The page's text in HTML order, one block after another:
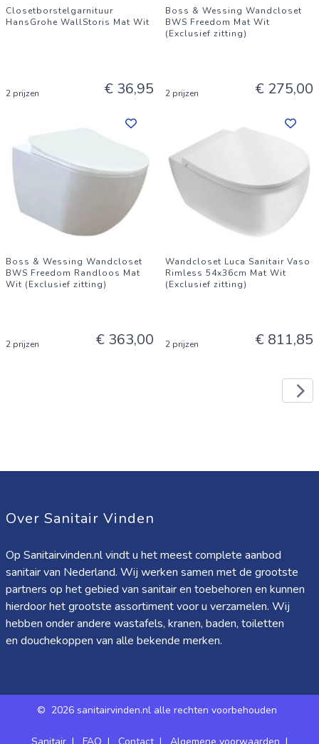
Closetborstelgarnituur
HansGrohe WallStoris Mat Wit
2 prijzen € 36,95
Boss & Wessing Wandcloset
BWS Freedom Mat Wit
(Exclusief zitting)
2 prijzen € 275,00
Boss & Wessing Wandcloset
BWS Freedom Randloos Mat
Wit (Exclusief zitting)
2 prijzen € 363,00
Wandcloset Luca Sanitair Vaso
Rimless 54x36cm Mat Wit
(Exclusief zitting)
2 prijzen € 811,85
Over Sanitair Vinden
Op Sanitairvinden.nl vindt u het meest complete aanbod
sanitair van Nederland. Wij werken samen met de grootste
partners op het gebied van sanitair en toebehoren en kunnen
hierdoor het grootste assortiment voor u verzamelen. Wij
hebben onder andere wastafels, kranen, baden, toiletten
en douchekoppen van alle bekende merken.
© 2026 sanitairvinden.nl alle rechten voorbehouden